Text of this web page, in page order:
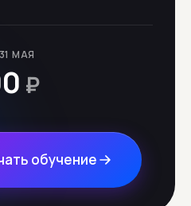
МАЯ
₽
обучение